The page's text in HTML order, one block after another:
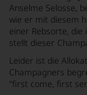
Anselme Selosse,
wie er mit diesem
einer Rebsorte,
stellt dieser
Leider ist die
Champagners
"first come, first